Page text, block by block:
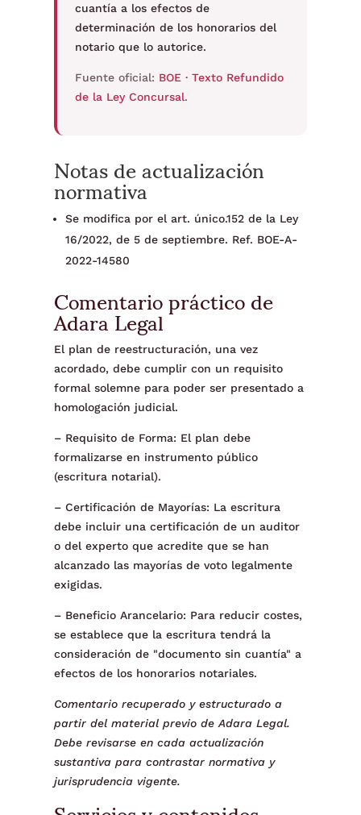
cuantía a los efectos de
determinación de los honorarios del
notario que lo autorice.
Fuente oficial: BOE · Texto Refundido
de la Ley Concursal.
Notas de actualización
normativa
Se modifica por el art. único.152 de la Ley
16/2022, de 5 de septiembre. Ref. BOE-A-
2022-14580
Comentario práctico de
Adara Legal
El plan de reestructuración, una vez
acordado, debe cumplir con un requisito
formal solemne para poder ser presentado a
homologación judicial.
– Requisito de Forma: El plan debe
formalizarse en instrumento público
(escritura notarial).
– Certificación de Mayorías: La escritura
debe incluir una certificación de un auditor
o del experto que acredite que se han
alcanzado las mayorías de voto legalmente
exigidas.
– Beneficio Arancelario: Para reducir costes,
se establece que la escritura tendrá la
consideración de "documento sin cuantía" a
efectos de los honorarios notariales.
Comentario recuperado y estructurado a
partir del material previo de Adara Legal.
Debe revisarse en cada actualización
sustantiva para contrastar normativa y
jurisprudencia vigente.